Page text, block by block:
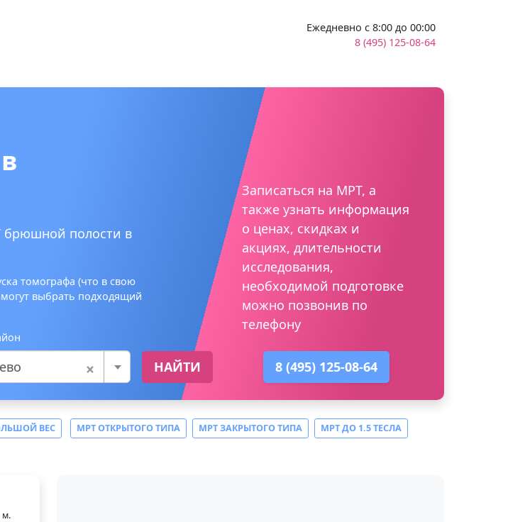
Ежедневно с 8:00 до 00:00
8 (495) 125-08-64
брюшной полости в
томографа (что в свою
выбрать подходящий
× НАЙТИ
Записаться на МРТ, а
также узнать информация
о ценах, скидках и
акциях, длительности
исследования,
необходимой подготовке
можно позвонив по
телефону
8 (495) 125-08-64
ВЕС МРТ ОТКРЫТОГО ТИПА МРТ ЗАКРЫТОГО ТИПА
МРТ ДО 1.5 ТЕСЛА
м.